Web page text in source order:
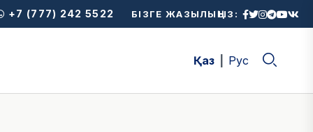
+7 (777) 242 5522 БІЗГЕ ЖАЗЫЛЫҢЫЗ:
Қаз Рус